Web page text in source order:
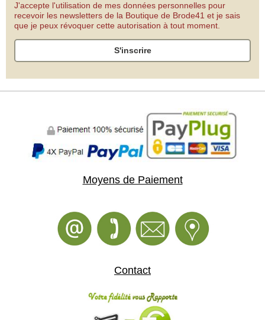
J'accepte l'utilisation de mes données personnelles pour
recevoir les newsletters de la Boutique de Brode41 et je sais
que je peux révoquer cette autorisation à tout moment.
S'inscrire
Moyens de Paiement
Contact